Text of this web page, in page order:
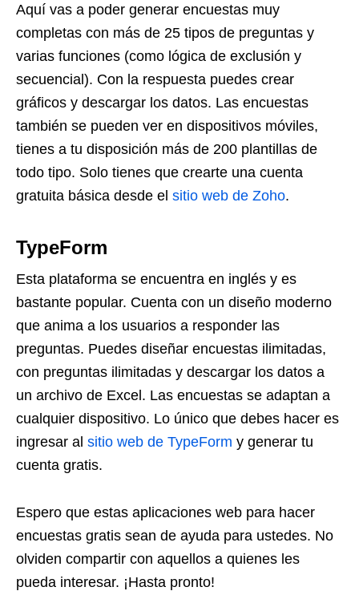
Aquí vas a poder generar encuestas muy
completas con más de 25 tipos de preguntas y
varias funciones (como lógica de exclusión y
secuencial). Con la respuesta puedes crear
gráficos y descargar los datos. Las encuestas
también se pueden ver en dispositivos móviles,
tienes a tu disposición más de 200 plantillas de
todo tipo. Solo tienes que crearte una cuenta
gratuita básica desde el sitio web de Zoho.
TypeForm
Esta plataforma se encuentra en inglés y es
bastante popular. Cuenta con un diseño moderno
que anima a los usuarios a responder las
preguntas. Puedes diseñar encuestas ilimitadas,
con preguntas ilimitadas y descargar los datos a
un archivo de Excel. Las encuestas se adaptan a
cualquier dispositivo. Lo único que debes hacer es
ingresar al sitio web de TypeForm y generar tu
cuenta gratis.
Espero que estas aplicaciones web para hacer
encuestas gratis sean de ayuda para ustedes. No
olviden compartir con aquellos a quienes les
pueda interesar. ¡Hasta pronto!